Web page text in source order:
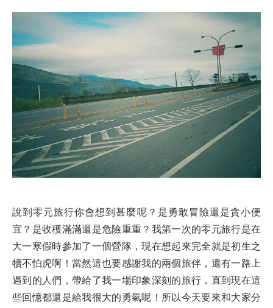
說到零元旅行你會想到甚麼呢？是勇敢冒險還是貪小便
宜？是收穫滿滿還是危險重重？我第一次的零元旅行是在
大一寒假時參加了一個營隊，現在想起來完全就是初生之
犢不怕虎啊！當然這也要感謝我的兩個旅伴，還有一路上
遇到的人們，帶給了我一場印象深刻的旅行，直到現在這
些回憶都還是給我很大的勇氣呢！所以今天要來和大家分